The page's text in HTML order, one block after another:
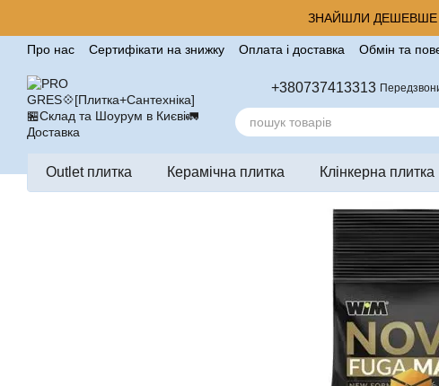
ЗНАЙШЛИ ДЕШЕВШЕ
Про нас Сертифікати на знижку Оплата і доставка Обмін та
+380737413313
Outlet плитка Керамічна плитка Клінкерна плитка